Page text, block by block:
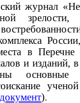
журнал
зрелости,
в
и изданий,
основные
).